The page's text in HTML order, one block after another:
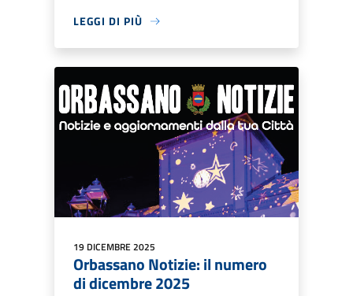
LEGGI DI PIÙ
19 DICEMBRE 2025
Orbassano Notizie: il numero
di dicembre 2025